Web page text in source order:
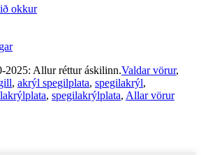
okkur
2025: Allur réttur áskilinn.Valdar vörur,
, akrýl spegilplata, spegilakrýl,
, spegilakrýlplata, Allar vörur